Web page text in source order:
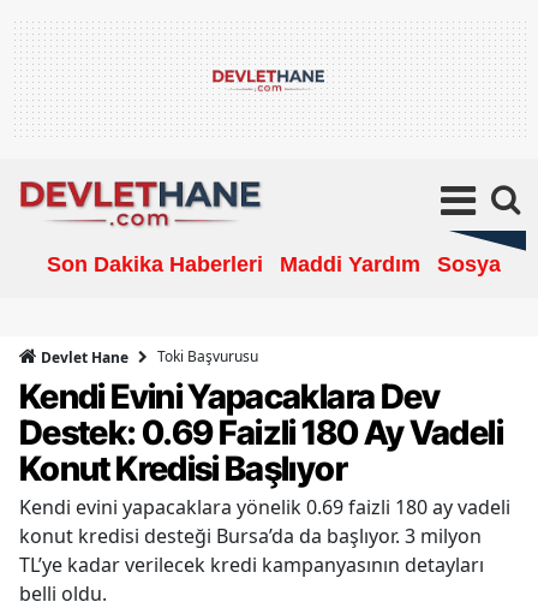
Son Dakika Haberleri Maddi Yardım Sosyal
Devlet Hane Toki Başvurusu
Kendi Evini Yapacaklara Dev
Destek: 0.69 Faizli 180 Ay Vadeli
Konut Kredisi Başlıyor
Kendi evini yapacaklara yönelik 0.69 faizli 180 ay vadeli
konut kredisi desteği Bursa’da da başlıyor. 3 milyon
TL’ye kadar verilecek kredi kampanyasının detayları
belli oldu.